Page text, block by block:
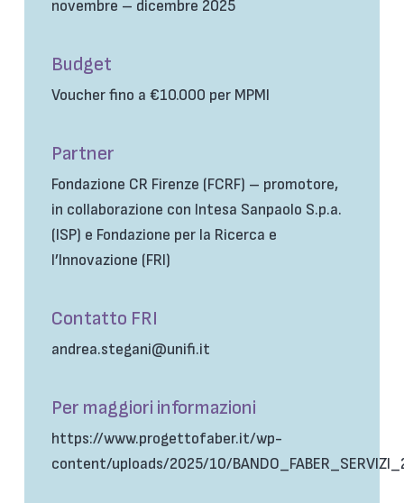
novembre – dicembre 2025
Budget
Voucher fino a €10.000 per MPMI
Partner
Fondazione CR Firenze (FCRF) – promotore,
in collaborazione con Intesa Sanpaolo S.p.a.
(ISP) e Fondazione per la Ricerca e
l’Innovazione (FRI)
Contatto FRI
andrea.stegani@unifi.it
Per maggiori informazioni
https://www.progettofaber.it/wp-
content/uploads/2025/10/